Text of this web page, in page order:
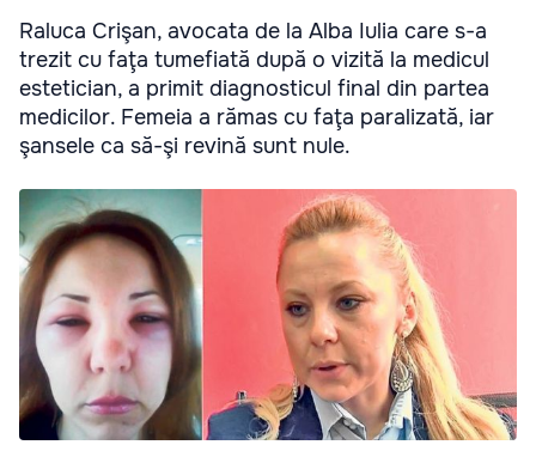
Raluca Crişan, avocata de la Alba Iulia care s-a
trezit cu faţa tumefiată după o vizită la medicul
estetician, a primit diagnosticul final din partea
medicilor. Femeia a rămas cu faţa paralizată, iar
şansele ca să-şi revină sunt nule.